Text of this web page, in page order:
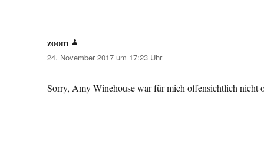
zoom
24. November 2017 um 17:23 Uhr
Sorry, Amy Winehouse war für mich offensichtlich nicht